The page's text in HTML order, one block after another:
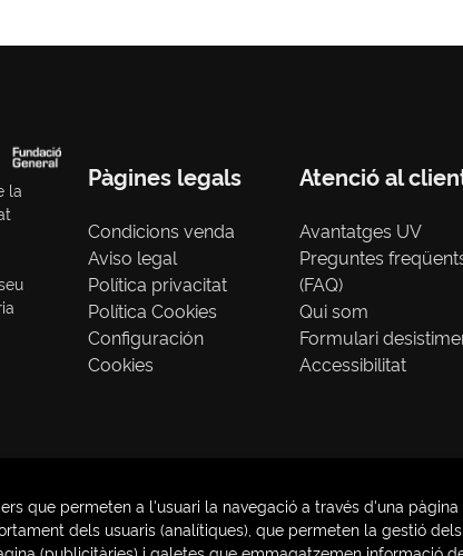
la
Pàgines legals
Condicions venda
Aviso legal
Política privacitat
Política Cookies
Configuración
Cookies
Atenció al
Avantatges UV
Preguntes
(FAQ)
Qui som
Formulari
Accessibilitat
que permeten a l'usuari la navegació a través d'una
dels usuaris (analítiques), que permeten la gestió